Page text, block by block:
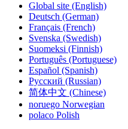
Global site (English)
Deutsch (German)
Français (French)
Svenska (Swedish)
Suomeksi (Finnish)
Português (Portuguese)
Español (Spanish)
Русский (Russian)
简体中文 (Chinese)
noruego Norwegian
polaco Polish